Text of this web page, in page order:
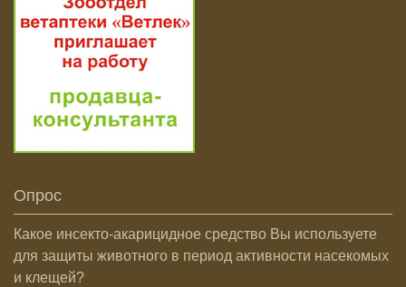
Опрос
Какое инсекто-акарицидное средство Вы используете
для защиты животного в период активности насекомых
и клещей?